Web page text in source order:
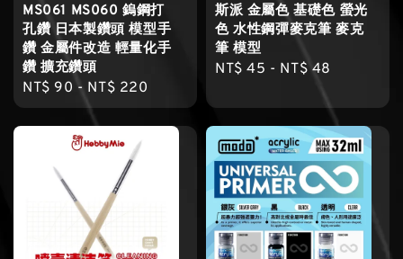
MS061 MS060 鎢鋼打
孔鑽 日本製鑽頭 模型手
鑽 金屬件改造 輕量化手
鑽 擴充鑽頭
Regular
price
NT$ 90 - NT$ 220
斯派 金屬色 基礎色 螢光
色 水性鋼彈麥克筆 麥克
筆 模型
Regular
NT$ 45 - NT$ 48